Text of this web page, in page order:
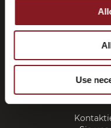
Use
gestellte
Fragen
(FAQ)